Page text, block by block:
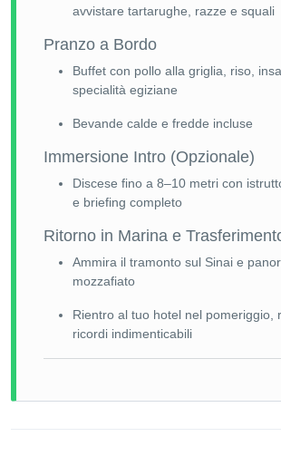
avvistare tartarughe, razze e squali
Pranzo a Bordo
Buffet con pollo alla griglia, riso,
specialità egiziane
Bevande calde e fredde incluse
Immersione Intro (Opzionale)
Discese fino a 8–10 metri con
e briefing completo
Ritorno in Marina e
Ammira il tramonto sul Sinai e
mozzafiato
Rientro al tuo hotel nel pomeriggio,
ricordi indimenticabili